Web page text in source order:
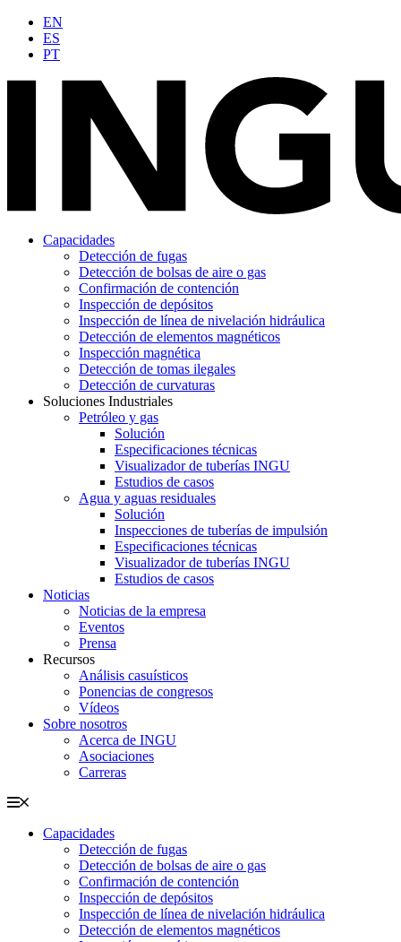
contenido
EN
ES
PT
Capacidades
Detección de fugas
Detección de bolsas de aire o gas
Confirmación de contención
Inspección de depósitos
Inspección de línea de nivelación hidráulica
Detección de elementos magnéticos
Inspección magnética
Detección de tomas ilegales
Detección de curvaturas
Soluciones Industriales
Petróleo y gas
Solución
Especificaciones técnicas
Visualizador de tuberías INGU
Estudios de casos
Agua y aguas residuales
Solución
Inspecciones de tuberías de impulsión
Especificaciones técnicas
Visualizador de tuberías INGU
Estudios de casos
Noticias
Noticias de la empresa
Eventos
Prensa
Recursos
Análisis casuísticos
Ponencias de congresos
Vídeos
Sobre nosotros
Acerca de INGU
Asociaciones
Carreras
Capacidades
Detección de fugas
Detección de bolsas de aire o gas
Confirmación de contención
Inspección de depósitos
Inspección de línea de nivelación hidráulica
Detección de elementos magnéticos